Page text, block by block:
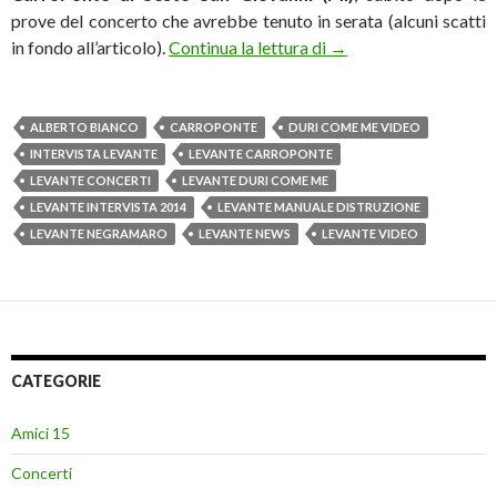
prove del concerto che avrebbe tenuto in serata (alcuni scatti
in fondo all’articolo). Continua la lettura di Levante: «È ora di
→
ALBERTO BIANCO CARROPONTE
DURI COME ME VIDEO
INTERVISTA LEVANTE
LEVANTE CARROPONTE
LEVANTE CONCERTI
LEVANTE DURI COME ME
LEVANTE INTERVISTA 2014
LEVANTE MANUALE DISTRUZIONE
LEVANTE NEGRAMARO
LEVANTE NEWS LEVANTE VIDEO
CATEGORIE
Amici 15
Concerti